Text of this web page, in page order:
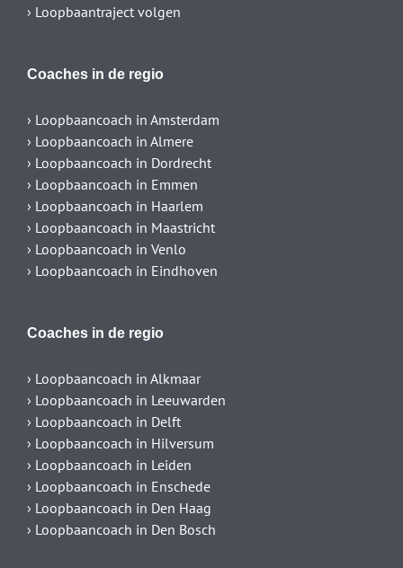
› Loopbaantraject volgen
Coaches in de regio
› Loopbaancoach in Amsterdam
› Loopbaancoach in Almere
› Loopbaancoach in Dordrecht
› Loopbaancoach in Emmen
› Loopbaancoach in Haarlem
› Loopbaancoach in Maastricht
› Loopbaancoach in Venlo
› Loopbaancoach in Eindhoven
Coaches in de regio
› Loopbaancoach in Alkmaar
› Loopbaancoach in Leeuwarden
› Loopbaancoach in Delft
› Loopbaancoach in Hilversum
› Loopbaancoach in Leiden
› Loopbaancoach in Enschede
› Loopbaancoach in Den Haag
› Loopbaancoach in Den Bosch